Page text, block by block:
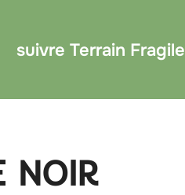
suivre Terrain Fragile
NOIR